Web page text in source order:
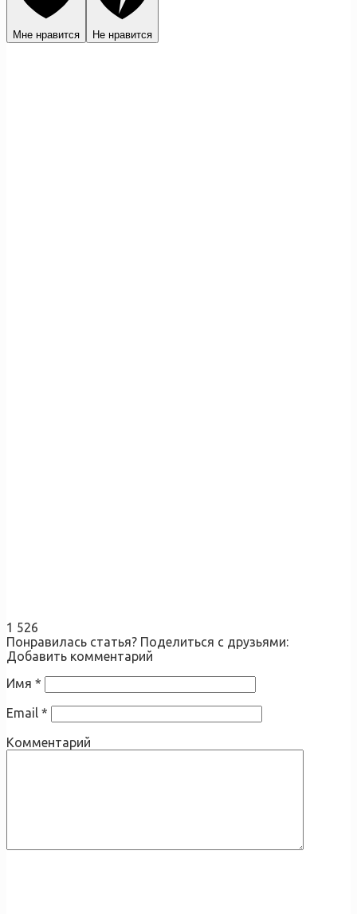
Мне нравится Не нравится
1 526
Понравилась статья? Поделиться с друзьями:
Добавить комментарий
Имя *
Email *
Комментарий